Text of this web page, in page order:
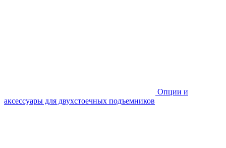
Опции и
аксессуары для двухстоечных подъемников